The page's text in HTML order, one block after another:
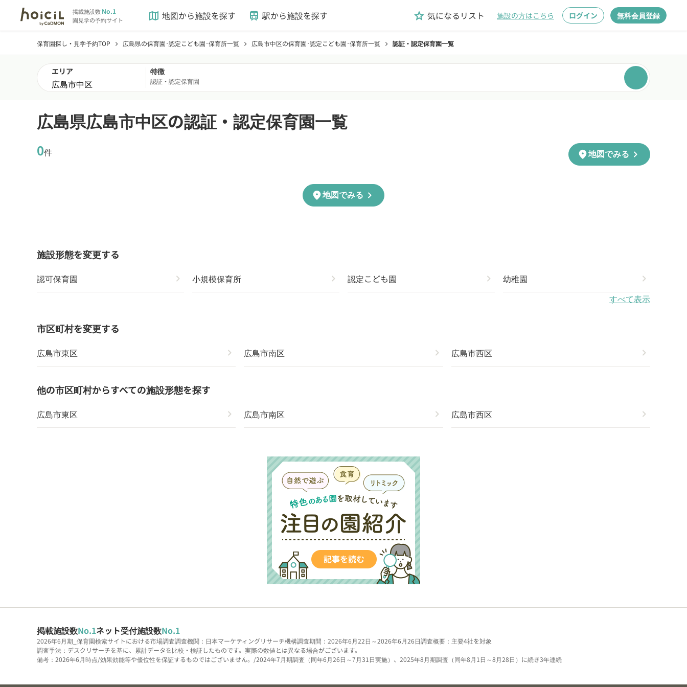
掲載施設数No.1
園見学の予約サイト map 地図から施設を探す train 駅から施設を探す grade 気になるリスト 施設の方はこちら ログイン 無料会員登録
保育園探し・見学予約TOP chevron_right 広島県の保育園･認定こども園･保育所一覧 chevron_right 広島市中区の保育園･認定こども園･保育所一覧 chevron_right 認証・認定保育園一覧
エリア 特徴
認証・認定保育園
広島県広島市中区の認証・認定保育園一覧
0件 location_on地図でみる chevron_right
location_on地図でみる chevron_right
施設形態を変更する
認可保育園 chevron_right 小規模保育所 chevron_right 認定こども園 chevron_right 幼稚園 chevron_right
すべて表示
市区町村を変更する
広島市東区 chevron_right 広島市南区 chevron_right 広島市西区 chevron_right
他の市区町村からすべての施設形態を探す
広島市東区 chevron_right 広島市南区 chevron_right 広島市西区 chevron_right
掲載施設数No.1ネット受付施設数No.1
2026年6月期_保育園検索サイトにおける市場調査調査機関：日本マーケティングリサーチ機構調査期間：2026年6月22日～2026年6月26日調査概要：主要4社を対象
調査手法：デスクリサーチを基に、累計データを比較・検証したものです。実際の数値とは異なる場合がございます。
備考：2026年6月時点/効果効能等や優位性を保証するものではございません。/2024年7月期調査（同年6月26日～7月31日実施）、2025年8月期調査（同年8月1日～8月28日）に続き3年連続